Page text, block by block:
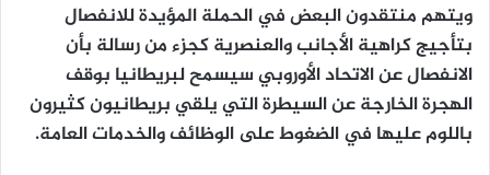
ويتهم منتقدون البعض في الحملة المؤيدة للانفصال
بتأجيج كراهية الأجانب والعنصرية كجزء من رسالة بأن
الانفصال عن الاتحاد الأوروبي سيسمح لبريطانيا بوقف
الهجرة الخارجة عن السيطرة التي يلقي بريطانيون كثيرون
باللوم عليها في الضغوط على الوظائف والخدمات العامة.